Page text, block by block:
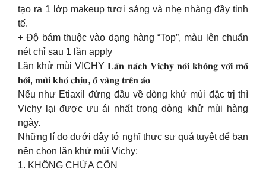
tạo ra 1 lớp makeup tươi sáng và nhẹ nhàng đầy tinh
tế.
+ Độ bám thuộc vào dạng hàng “Top”, màu lên chuẩn
nét chỉ sau 1 lần apply
Lăn khử mùi VICHY 𝐋𝐚̆𝐧 𝐧𝐚́𝐜𝐡 𝐕𝐢𝐜𝐡𝐲 𝐧𝐨́𝐢 𝐤𝐡𝐨̂𝐧𝐠 𝐯𝐨̛́𝐢 𝐦𝐨̂̀
𝐡𝐨̂𝐢, 𝐦𝐮̀𝐢 𝐤𝐡𝐨́ 𝐜𝐡𝐢̣𝐮, 𝐨̂́ 𝐯𝐚̀𝐧𝐠 𝐭𝐫𝐞̂𝐧 𝐚́𝐨
Nếu như Etiaxil đứng đầu về dòng khử mùi đặc trị thì
Vichy lại được ưu ái nhất trong dòng khử mùi hàng
ngày.
Những lí do dưới đây tớ nghĩ thực sự quá tuyệt để bạn
nên chọn lăn khử mùi Vichy:
1. KHÔNG CHỨA CỒN